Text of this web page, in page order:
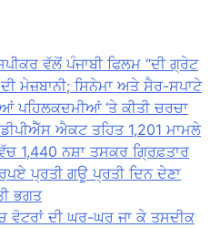
ਵੱਲੋਂ ਪੰਜਾਬੀ ਫਿਲਮ “ਦੀ ਗ੍ਰੇਟ
ਮੇਜ਼ਬਾਨੀ; ਸਿਨੇਮਾ ਅਤੇ ਸੈਰ-ਸਪਾਟੇ
ਪਹਿਲਕਦਮੀਆਂ ‘ਤੇ ਕੀਤੀ ਚਰਚਾ
ਐਕਟ ਤਹਿਤ 1,201 ਮਾਮਲੇ
1,440 ਨਸ਼ਾ ਤਸਕਰ ਗ੍ਰਿਫ਼ਤਾਰ
ਪ੍ਰਤੀ ਗਊ ਪ੍ਰਤੀ ਦਿਨ ਦੇਣਾ
ਭਗਤ
ਵੋਟਰਾਂ ਦੀ ਘਰ-ਘਰ ਜਾ ਕੇ ਤਸਦੀਕ